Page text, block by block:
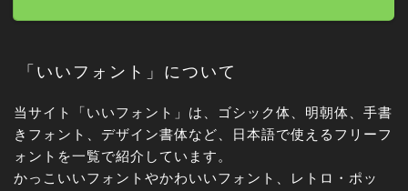
「いいフォント」について
当サイト「いいフォント」は、ゴシック体、明朝体、手書
きフォント、デザイン書体など、日本語で使えるフリーフ
ォントを一覧で紹介しています。
かっこいいフォントやかわいいフォント、レトロ・ポッ
角ゴシック